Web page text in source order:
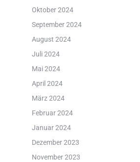
Oktober 2024
September 2024
August 2024
Juli 2024
Mai 2024
April 2024
März 2024
Februar 2024
Januar 2024
Dezember 2023
November 2023